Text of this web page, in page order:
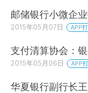
邮储银行小微企
2015年05月07日 APP
支付清算协会：
2015年05月06日 APP
华夏银行副行长